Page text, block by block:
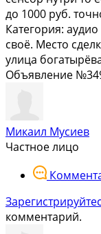
до 1000 руб.
Категория:
своё. Место
улица
Объявление
Микаил Мусиев
Частное лицо
комментарий.